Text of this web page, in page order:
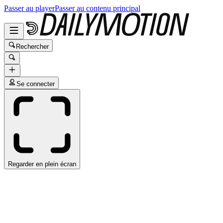
Passer au playerPasser au contenu principal
Rechercher
Se connecter
Regarder en plein écran